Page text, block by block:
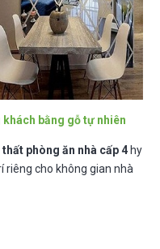
bằng gỗ tự nhiên
thất phòng ăn nhà cấp 4 hy
riêng cho không gian nhà